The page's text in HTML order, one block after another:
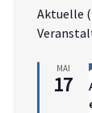
Aktuelle
MAI
17